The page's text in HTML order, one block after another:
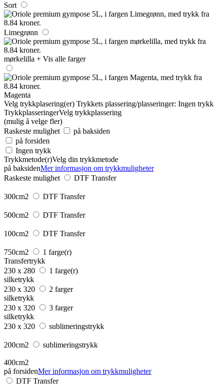
Sort
Limegrønn
mørkelilla + Vis alle farger
Magenta
Velg trykkplasering(er) Trykkets plassering/plasseringer: Ingen trykk
TrykkplasseringerVelg trykkplassering
(mulig å velge fler)
Raskeste mulighet
på baksiden
på forsiden
Ingen trykk
Trykkmetode(r)Velg din trykkmetode
på baksidenMer informasjon om trykkmuligheter
Raskeste mulighet
DTF Transfer
300cm2 DTF Transfer
500cm2 DTF Transfer
100cm2 DTF Transfer
750cm2
1 farge(r)
Transfertrykk
230 x 280
1 farge(r)
silketrykk
230 x 320
2 farger
silketrykk
230 x 320
3 farger
silketrykk
230 x 320
sublimeringstrykk
200cm2 sublimeringstrykk
400cm2
på forsidenMer informasjon om trykkmuligheter
DTF Transfer